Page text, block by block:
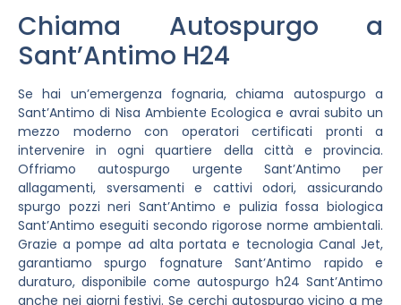
Chiama Autospurgo a
Sant’Antimo H24
Se hai un’emergenza fognaria, chiama autospurgo a
Sant’Antimo di Nisa Ambiente Ecologica e avrai subito un
mezzo moderno con operatori certificati pronti a
intervenire in ogni quartiere della città e provincia.
Offriamo autospurgo urgente Sant’Antimo per
allagamenti, sversamenti e cattivi odori, assicurando
spurgo pozzi neri Sant’Antimo e pulizia fossa biologica
Sant’Antimo eseguiti secondo rigorose norme ambientali.
Grazie a pompe ad alta portata e tecnologia Canal Jet,
garantiamo spurgo fognature Sant’Antimo rapido e
duraturo, disponibile come autospurgo h24 Sant’Antimo
anche nei giorni festivi. Se cerchi autospurgo vicino a me